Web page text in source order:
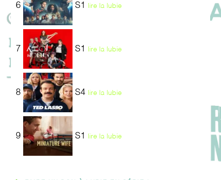
6 S1 lire la lubie
7 S1 lire la lubie
8 S4 lire la lubie
9 S1 lire la lubie